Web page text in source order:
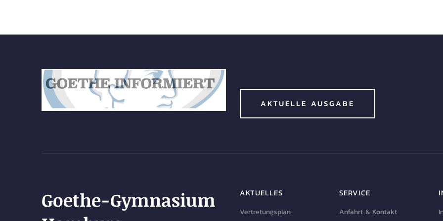
AKTUELLE AUSGABE
Goethe-Gymnasium
AKTUELLES
Vertretungsplan
SERVICE
Anfahrt & Kontakt